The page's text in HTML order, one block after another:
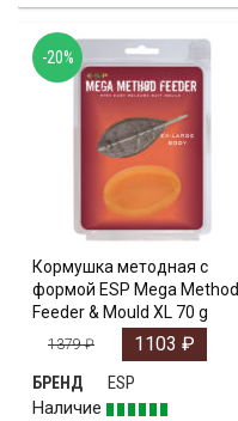
Кормушка методная с
формой ESP Mega Method
Feeder & Mould XL 70 g
1379₽ 1103 ₽
БРЕНД
ESP
Наличие
-20%